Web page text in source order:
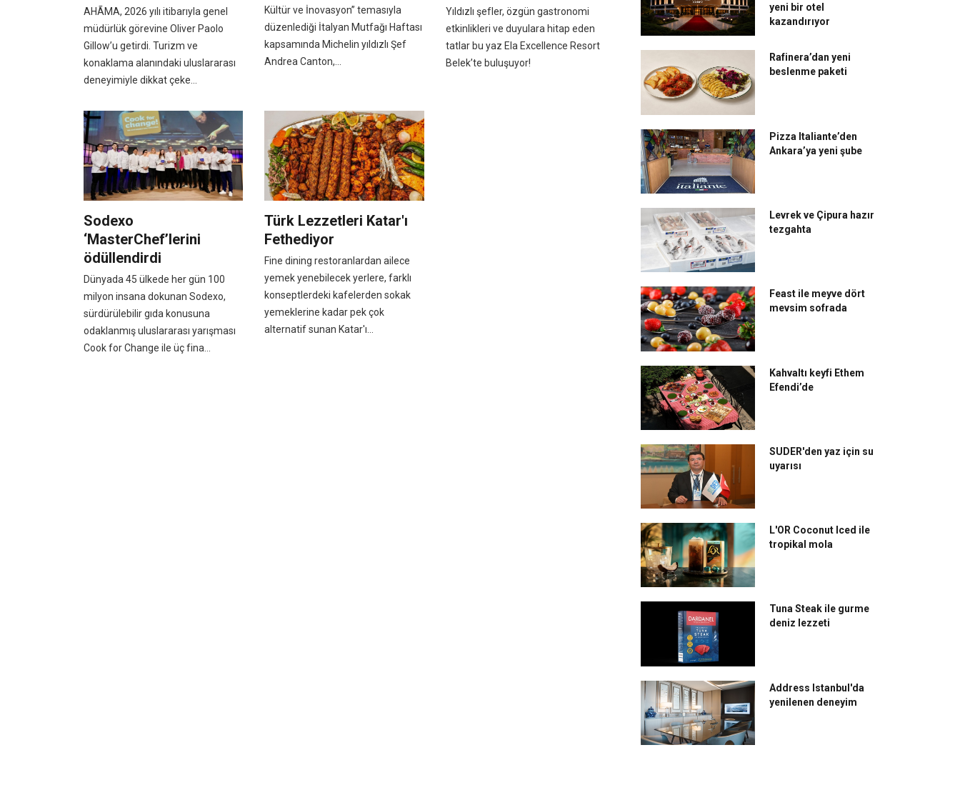
AHÃMA, 2026 yılı itibarıyla genel
müdürlük görevine Oliver Paolo
Gillow’u getirdi. Turizm ve
konaklama alanındaki uluslararası
deneyimiyle dikkat çeke...
Kültür ve İnovasyon” temasıyla
düzenlediği İtalyan Mutfağı Haftası
kapsamında Michelin yıldızlı Şef
Andrea Canton,...
Yıldızlı şefler, özgün gastronomi
etkinlikleri ve duyulara hitap eden
tatlar bu yaz Ela Excellence Resort
Belek’te buluşuyor!
Sodexo
‘MasterChef’lerini
ödüllendirdi
Dünyada 45 ülkede her gün 100
milyon insana dokunan Sodexo,
sürdürülebilir gıda konusuna
odaklanmış uluslararası yarışması
Cook for Change ile üç fina...
Türk Lezzetleri Katar'ı
Fethediyor
Fine dining restoranlardan ailece
yemek yenebilecek yerlere, farklı
konseptlerdeki kafelerden sokak
yemeklerine kadar pek çok
alternatif sunan Katar'ı...
yeni bir otel
kazandırıyor
Rafinera’dan yeni
beslenme paketi
Pizza Italiante’den
Ankara’ya yeni şube
Levrek ve Çipura hazır
tezgahta
Feast ile meyve dört
mevsim sofrada
Kahvaltı keyfi Ethem
Efendi’de
SUDER'den yaz için su
uyarısı
L'OR Coconut Iced ile
tropikal mola
Tuna Steak ile gurme
deniz lezzeti
Address Istanbul'da
yenilenen deneyim